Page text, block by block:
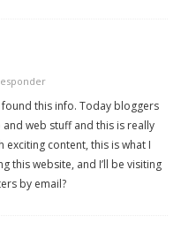
found this info. Today bloggers
web stuff and this is really
content, this is what I
this website, and I’ll be visiting
by email?